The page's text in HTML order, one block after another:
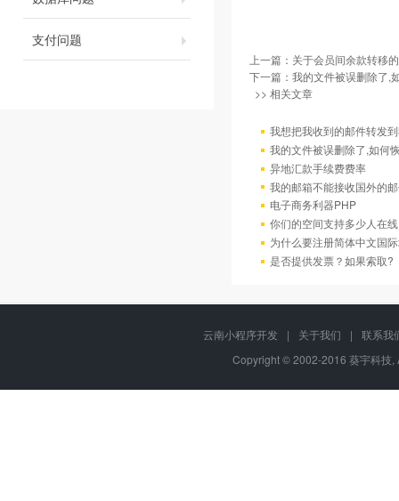
支付问题
上一篇： 关于会员间余款转移
下一篇： 我的文件被误删除了,
>> 相关文章
我想把我收到的邮件转发
我的文件被误删除了,如何
异地汇款手续费费率
我的邮箱不能接收国外的
电子商务利器PHP
你们的空间支持多少人在
为什么要注册简体中文国
是否提供发票？如果索取?
云南小程序开发 | 关于我们 |
联系我
Copyright © 2002-2016 葵宇科